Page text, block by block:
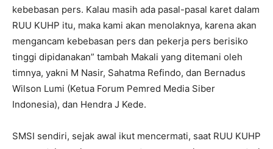
kebebasan pers. Kalau masih ada pasal-pasal karet dalam
RUU KUHP itu, maka kami akan menolaknya, karena akan
mengancam kebebasan pers dan pekerja pers berisiko
tinggi dipidanakan” tambah Makali yang ditemani oleh
timnya, yakni M Nasir, Sahatma Refindo, dan Bernadus
Wilson Lumi (Ketua Forum Pemred Media Siber
Indonesia), dan Hendra J Kede.
SMSI sendiri, sejak awal ikut mencermati, saat RUU KUHP